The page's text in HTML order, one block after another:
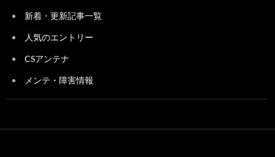
新着・更新記事一覧
人気のエントリー
CSアンテナ
メンテ・障害情報